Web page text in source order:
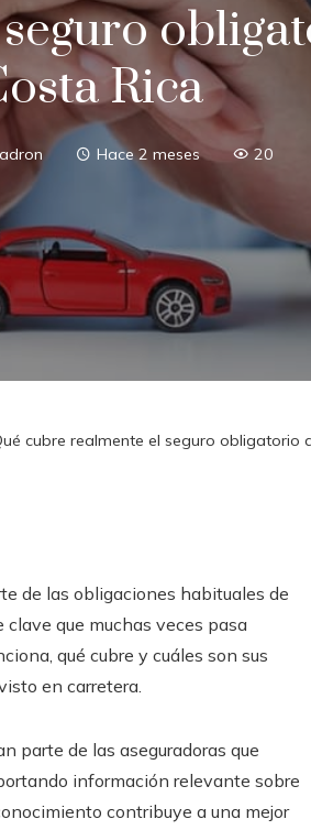
Rica
Hace 2 meses 20
cubre realmente el seguro obligatorio
de las obligaciones habituales de
que muchas veces pasa
qué cubre y cuáles son sus
en carretera.
parte de las aseguradoras que
información relevante sobre
contribuye a una mejor